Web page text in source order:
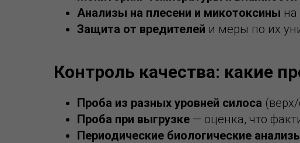
Анализы на плесени и микотоксины
Защита от вредителей и меры по их
Контроль качества: какие
Проба из разных уровней силоса
Проба при выгрузке — оценка, что
Периодические биологические